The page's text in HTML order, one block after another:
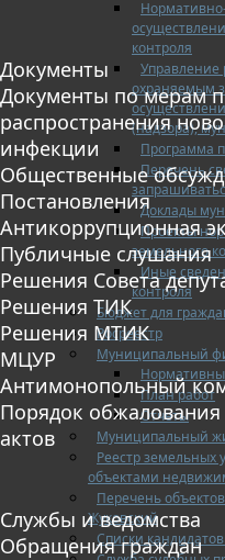
контроля
Управление
охраняемым
(надзора),
Программа
Перечень
Доклады
Проекты
земельного
Иные
контроля
Бюджет для
Росреестр
Муниципальный
План работ
Отчеты
Муниципальный
Реестр земельных
объектами
Перечень
Жуковский
Списки
Документы
Документы по мерам
распространения
инфекции
Общественные
Постановления
Антикоррупционная
Публичные слушания
Решения Совета
Решения ТИК
Решения МТИК
МЦУР
Антимонопольный
Порядок
актов
Службы и ведомства
Обращения граждан